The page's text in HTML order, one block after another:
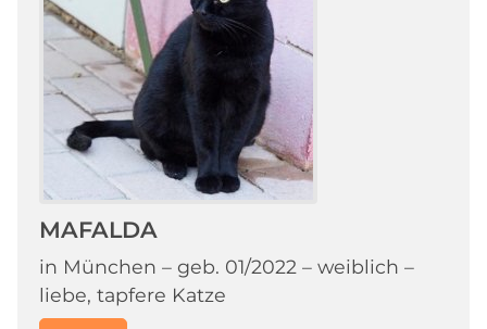
MAFALDA
in München – geb. 01/2022 – weiblich –
liebe, tapfere Katze